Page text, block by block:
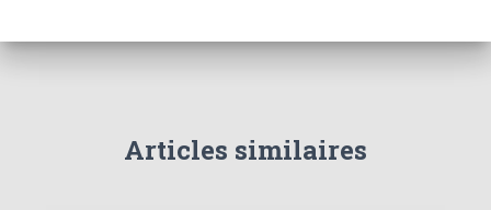
Articles similaires